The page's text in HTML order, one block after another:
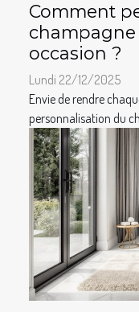
Comment
occasion ?
Lundi 22/12/2025
Envie de rendre
personnalisation du